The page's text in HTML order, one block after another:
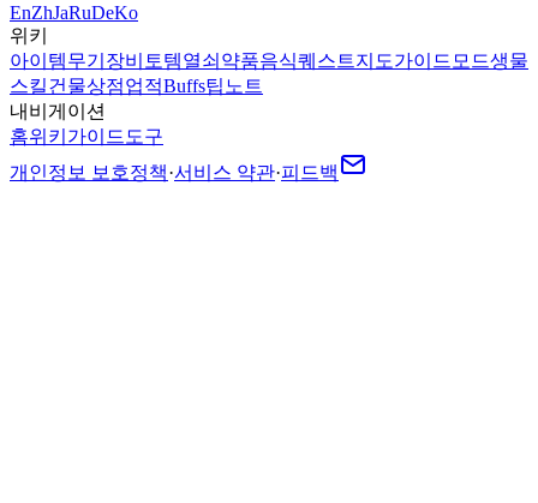
EnZhJaRuDeKo
위키
아이템무기 장비 토템열쇠 약품음식퀘스트지도가이드 모드생물
스킬건물상점업적Buffs팁 노트
내비게이션
홈위키 가이드 도구
개인정보 보호정책·서비스 약관·피드백